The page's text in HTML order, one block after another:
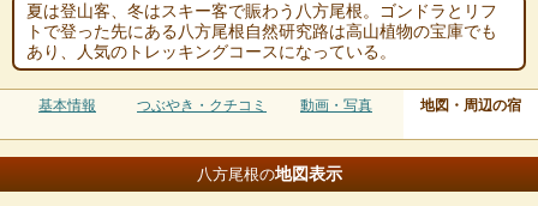
夏は登山客、冬はスキー客で賑わう八方尾根。ゴンドラとリフ
トで登った先にある八方尾根自然研究路は高山植物の宝庫でも
あり、人気のトレッキングコースになっている。
基本情報 つぶやき・クチコミ 動画・写真 地図・周辺の宿
八方尾根の地図表示